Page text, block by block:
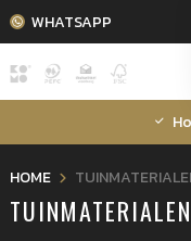
WHATSAPP
HOME
TUINMATERIALEN